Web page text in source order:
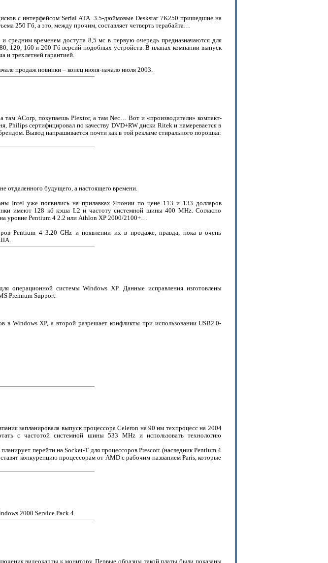
с интерфейсом Serial ATA. 3.5-дюймовые Deskstar 7K250 пришедшие на
250 Гб, а это, между прочим, составляет четверть терабайта…
временем доступа 8,5 мс в первую очередь предназначаются для
120, 160 и 200 Гб версий подобных устройств. В планах компании выпуск
и трехлетней гарантией.
продаж новинки – конец июня-начало июля 2003.
ACorp, покупаешь Plextor, а там Nec… Вот и «производители» компакт-
Philips сертифицировал по качеству DVD+RW диски Ritek и намеревается в
Вывод напрашивается почти как в той рекламе стирального порошка:
отдаленного будущего, а настоящего времени.
Intel уже появились на прилавках Японии по цене 113 и 133 долларов
имеют 128 кб кэша L2 и частоту системной шины 400 MHz. Согласно
уровне Pentium 4 2.2 или Athlon XP 2000/2100+…
Pentium 4 3.20 GHz и появлении их в продаже, правда, пока в очень
операционной системы Windows XP. Данные исправления изготовлены
Premium Support.
в Windows XP, а второй разрешает конфликты при использовании USB2.0-
запланировала выпуск процессора Celeron на 90 нм техпроцесс на 2004
с частотой системной шины 533 MHz и использовать технологию
перейти на Socket-T для процессоров Prescott (наследник Pentium 4
конкуренцию процессорам от AMD с рабочим названием Paris, которые
2000 Service Pack 4.
видеокарты к монитору. Первые образцы такой платы были показаны